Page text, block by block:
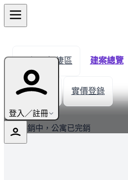
登入／註冊
← 返回梧棲區 建案總覽
生活機能 實價登錄
最新
透天熱銷中，公寓已完銷